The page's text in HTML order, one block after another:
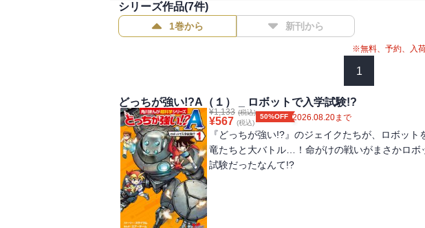
シリーズ作品(7件)
1巻から 新刊から
※無料、予約、入
1
どっちが強い!?A（１） _ ロボットで入学試験!?
¥1,133 (税込)
¥567 (税込)
50%OFF 2026.08.20まで
『どっちが強い!?』のジェイクたちが、ロボット
竜たちと大バトル…！命がけの戦いがまさかロボ
試験だったなんて!?